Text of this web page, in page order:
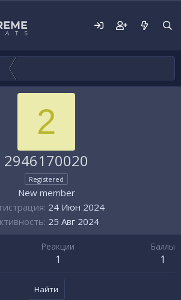
2
2946170020
Registered
New member
24 Июн 2024
25 Авг 2024
Реакции
1
Баллы
1
Найти